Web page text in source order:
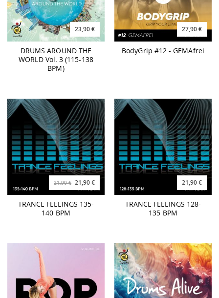
23,90 €
DRUMS AROUND THE
WORLD Vol. 3 (115-138
BPM)
27,90 €
BodyGrip #12 - GEMAfrei
21,90 € 21,90 €
TRANCE FEELINGS 135-
140 BPM
21,90 €
TRANCE FEELINGS 128-
135 BPM